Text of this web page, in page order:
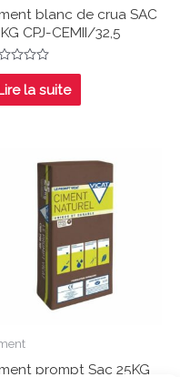
blanc de crua SAC
CPJ-CEMII/32,5
la suite
prompt Sac 25KG